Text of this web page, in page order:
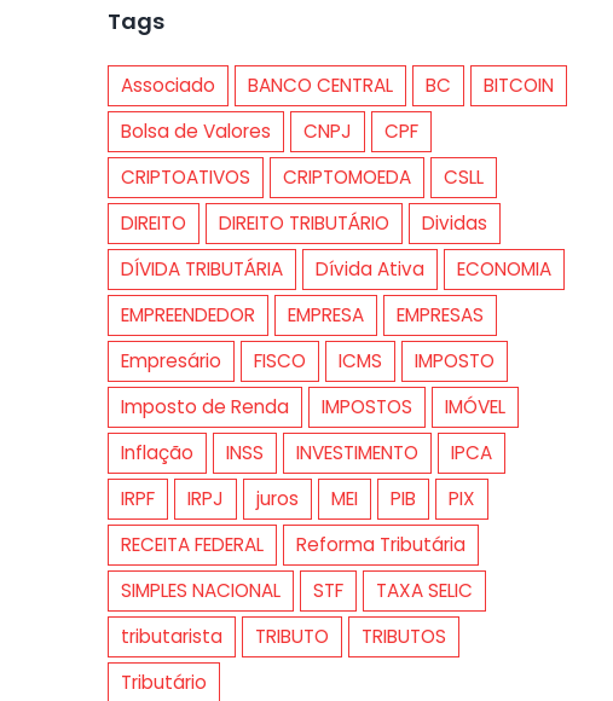
Tags
Associado BANCO CENTRAL BC
BITCOIN
Bolsa de Valores
CNPJ
CPF
CRIPTOATIVOS
CRIPTOMOEDA
CSLL
DIREITO
DIREITO TRIBUTÁRIO
Dividas
DÍVIDA TRIBUTÁRIA
Dívida Ativa
ECONOMIA
EMPREENDEDOR
EMPRESA
EMPRESAS
Empresário
FISCO ICMS
IMPOSTO
Imposto de Renda
IMPOSTOS
IMÓVEL
Inflação
INSS INVESTIMENTO
IPCA
IRPF
IRPJ juros MEI PIB
PIX
RECEITA FEDERAL
Reforma Tributária
SIMPLES NACIONAL
STF
TAXA SELIC
tributarista
TRIBUTO
TRIBUTOS
Tributário